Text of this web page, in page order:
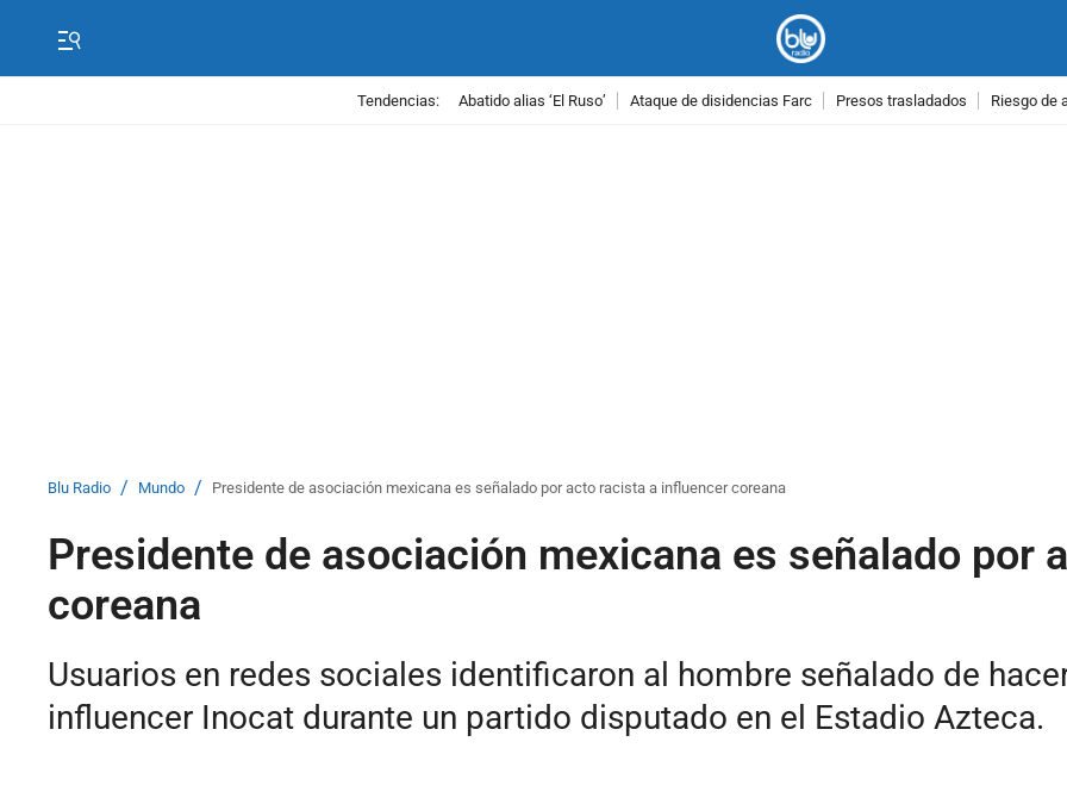
Tendencias: Abatido alias ‘El Ruso’ Ataque de disidencias Farc Presos trasladados Riesgo de
Blu Radio / Mundo / Presidente de asociación mexicana es señalado por acto racista a influencer coreana
Presidente de asociación mexicana es señalado por
coreana
Usuarios en redes sociales identificaron al hombre señalado de
influencer Inocat durante un partido disputado en el Estadio Azteca.